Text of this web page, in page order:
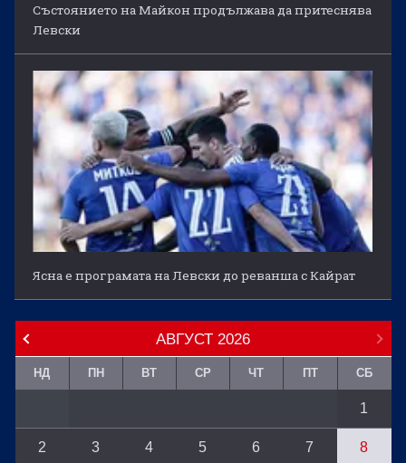
Състоянието на Майкон продължава да притеснява
Левски
Ясна е програмата на Левски до реванша с Кайрат
АВГУСТ 2026
НД ПН ВТ СР ЧТ ПТ СБ
1
2 3 4 5 6 7 8